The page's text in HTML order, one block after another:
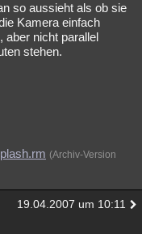
so aussieht als ob sie
Kamera einfach
aber nicht parallel
stehen.
(Archiv-Version
19.04.2007 um 10:11